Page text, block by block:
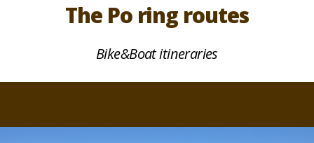
The Po ring routes
Bike&Boat itineraries